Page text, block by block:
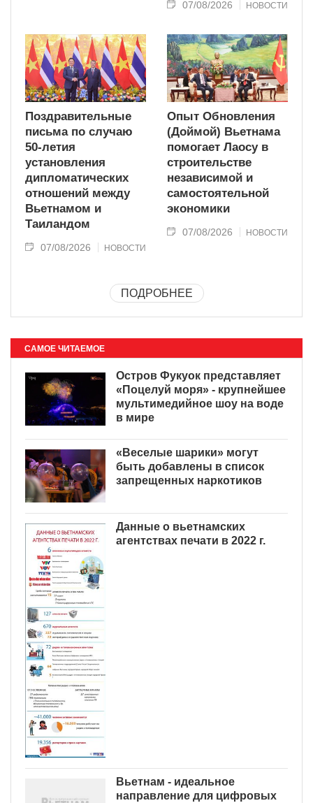
07/08/2026 НОВОСТИ
Поздравительные
письма по случаю
50-летия
установления
дипломатических
отношений между
Вьетнамом и
Таиландом
07/08/2026 НОВОСТИ
Опыт Обновления
(Доймой) Вьетнама
помогает Лаосу в
строительстве
независимой и
самостоятельной
экономики
07/08/2026 НОВОСТИ
ПОДРОБНЕЕ
САМОЕ ЧИТАЕМОЕ
Остров Фукуок представляет
«Поцелуй моря» - крупнейшее
мультимедийное шоу на воде
в мире
«Веселые шарики» могут
быть добавлены в список
запрещенных наркотиков
Данные о вьетнамских
агентствах печати в 2022 г.
Вьетнам - идеальное
направление для цифровых